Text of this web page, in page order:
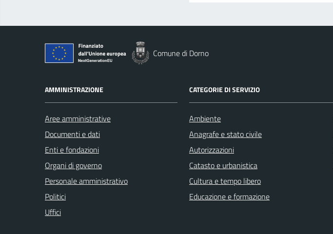
Comune di Dorno
AMMINISTRAZIONE
Aree amministrative
Documenti e dati
Enti e fondazioni
Organi di governo
Personale amministrativo
Politici
Uffici
CATEGORIE DI SERVIZIO
Ambiente
Anagrafe e stato civile
Autorizzazioni
Catasto e urbanistica
Cultura e tempo libero
Educazione e formazione